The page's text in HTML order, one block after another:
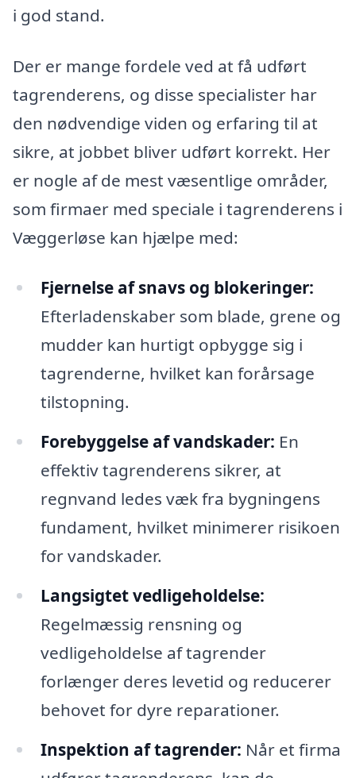
i god stand.
Der er mange fordele ved at få udført
tagrenderens, og disse specialister har
den nødvendige viden og erfaring til at
sikre, at jobbet bliver udført korrekt. Her
er nogle af de mest væsentlige områder,
som firmaer med speciale i tagrenderens i
Væggerløse kan hjælpe med:
Fjernelse af snavs og blokeringer:
Efterladenskaber som blade, grene og
mudder kan hurtigt opbygge sig i
tagrenderne, hvilket kan forårsage
tilstopning.
Forebyggelse af vandskader: En
effektiv tagrenderens sikrer, at
regnvand ledes væk fra bygningens
fundament, hvilket minimerer risikoen
for vandskader.
Langsigtet vedligeholdelse:
Regelmæssig rensning og
vedligeholdelse af tagrender
forlænger deres levetid og reducerer
behovet for dyre reparationer.
Inspektion af tagrender: Når et firma